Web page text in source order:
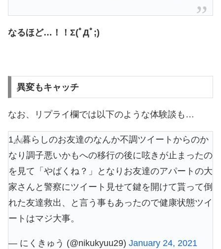
なるほど…！！Σ(ﾟДﾟ;)
異変もキャッチ
なお、リプライ欄では以下のような体験談も…
1人暮らしのお友達のなんか不調ツイートからのか
なり調子悪いかもへの移行の後に呟きが止まったの
を見て「やばくね？」となりお友達のアパートの大
家さんと警察にツイート見せて鍵を開けて貰って倒
れた友達救出、と言う事もあったので健康状態ツイ
ートはマジ大事。
— にくきゅう (@nikukyuu29) January 24, 2021